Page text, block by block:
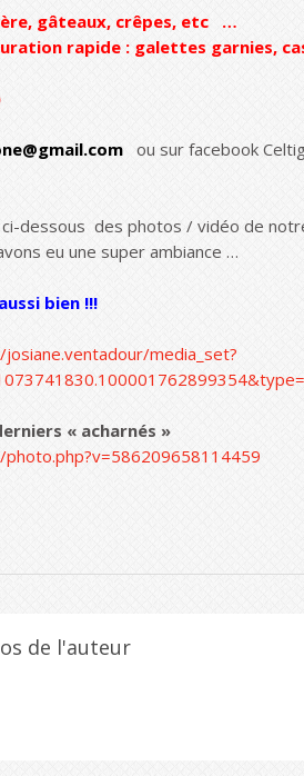
gâteaux, crêpes, etc …
rapide : galettes garnies,
ou sur facebook
dessous des photos / vidéo de
eu une super ambiance …
bien !!!
media_set?
« acharnés »
de l'auteur